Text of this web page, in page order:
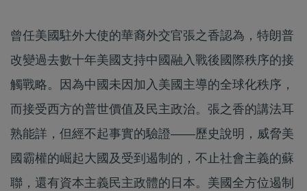
曾任美國駐外大使的華裔外交官張之香認為，特朗普
改變過去數十年美國支持中國融入戰後國際秩序的接
觸戰略。因為中國未因加入美國主導的全球化秩序，
而接受西方的普世價值及民主政治。張之香的講法耳
熟能詳，但經不起事實的驗證——歷史說明，威脅美
國霸權的崛起大國及受到遏制的，不止社會主義的蘇
聯，還有資本主義民主政體的日本。美國全方位遏制